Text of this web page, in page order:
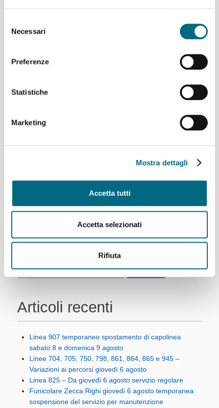
delNecessari
Preferenze
Statistiche
Marketing
Mostra dettagli
Accetta tutti
Accetta selezionati
Rifiuta
di manutenzione serale
giugno
lunedì 25 a giovedì 28
Articoli recenti
Linea 907 temporaneo spostamento di capolinea
sabato 8 e domenica 9 agosto
Linee 704, 705, 750, 798, 861, 864, 865 e 945 –
Variazioni ai percorsi giovedì 6 agosto
Linea 825 – Da giovedì 6 agosto servizio regolare
Funicolare Zecca Righi giovedì 6 agosto temporanea
sospensione del servizio per manutenzione